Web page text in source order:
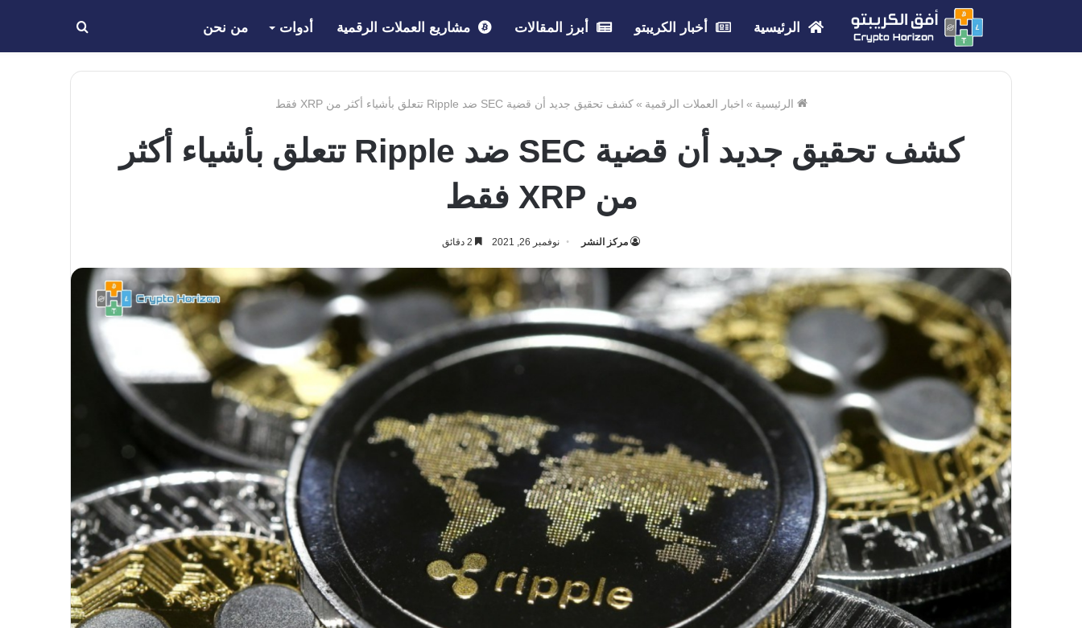
الرئيسية أخبار الكريبتو أبرز المقالات مشاريع العملات الرقمية أدوات من نحن بحث
عن
الرئيسية » اخبار العملات الرقمية » كشف تحقيق جديد أن قضية SEC ضد Ripple تتعلق بأشياء أكثر من XRP فقط
كشف تحقيق جديد أن قضية SEC ضد Ripple تتعلق بأشياء أكثر
من XRP فقط
مركز النشر نوفمبر 26, 2021